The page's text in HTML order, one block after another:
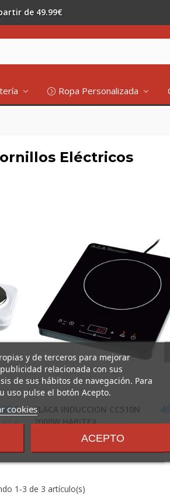
de 49.99€
Ropa Personalizada
Eléctricos
€
€
PLACA INDUCCION CC510N
2000W HABITEX
HABITEX_2018
1 -3 de 3 artículo(s)
y de terceros para mejorar
relacionada con sus
de sus hábitos de navegación. Para
uso pulse el botón Acepto.
cookies
ACEPTO